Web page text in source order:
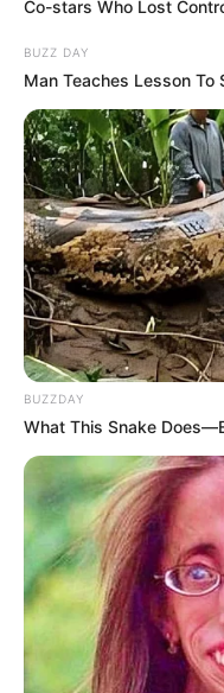
Beliebig
Knoblauch,
Synonyme und
ungarischer
Gebäck.
Die
für
Ein <Schon
Rezept wie von
der richtigen
sorgfältigen
Schritt-Anleitung:
Co-stars Who Lost
BUZZ DAY
Man Teaches Lesson To
BUZZDAY
What This Snake